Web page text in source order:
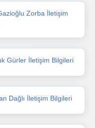
Zorba İletişim
Gürler İletişim Bilgileri
Dağlı İletişim Bilgileri